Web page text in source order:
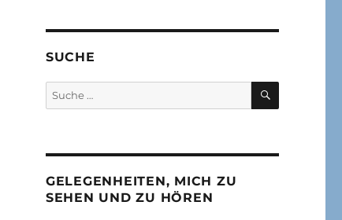
SUCHE
Suche
nach:
SUCHEN
GELEGENHEITEN, MICH ZU
SEHEN UND ZU HÖREN